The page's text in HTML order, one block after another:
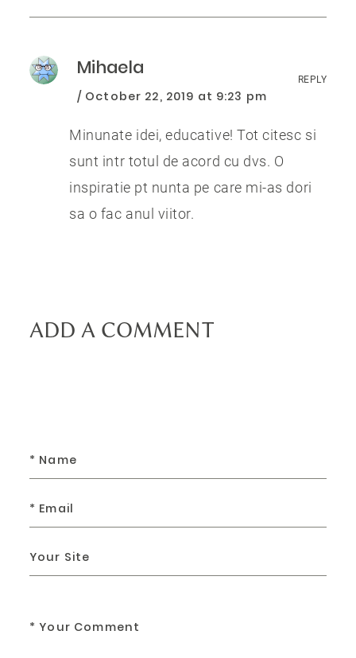
Mihaela
October 22, 2019 at 9:23 pm
REPLY
Minunate idei, educative! Tot citesc si
sunt intr totul de acord cu dvs. O
inspiratie pt nunta pe care mi-as dori
sa o fac anul viitor.
ADD A COMMENT